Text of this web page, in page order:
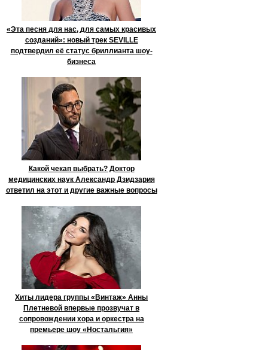
«Эта песня для нас, для самых красивых
созданий»: новый трек SEVILLE
подтвердил её статус бриллианта шоу-
бизнеса
Какой чекап выбрать? Доктор
медицинских наук Александр Дзидзария
ответил на этот и другие важные вопросы
Хиты лидера группы «Винтаж» Анны
Плетневой впервые прозвучат в
сопровождении хора и оркестра на
премьере шоу «Ностальгия»